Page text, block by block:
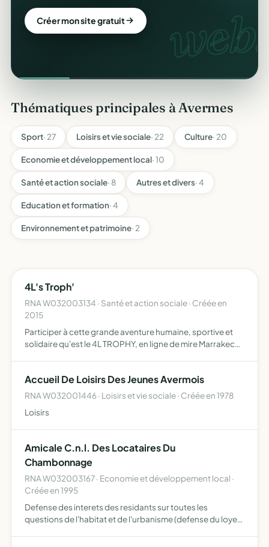
web.
Créer mon site gratuit
Thématiques principales à Avermes
Sport· 27 Loisirs et vie sociale· 22 Culture· 20
Economie et développement local· 10
Santé et action sociale· 8 Autres et divers· 4
Education et formation· 4
Environnement et patrimoine· 2
4L's Troph'
RNA W032003134 · Santé et action sociale · Créée en
2015
Participer à cette grande aventure humaine, sportive et
solidaire qu'est le 4L TROPHY, en ligne de mire Marrakech
Accueil De Loisirs Des Jeunes Avermois
RNA W032001446 · Loisirs et vie sociale · Créée en 1978
Loisirs
Amicale C.n.l. Des Locataires Du
Chambonnage
RNA W032003167 · Economie et développement local ·
Créée en 1995
Defense des interets des residants sur toutes les
questions de l'habitat et de l'urbanisme (defense du loyer,